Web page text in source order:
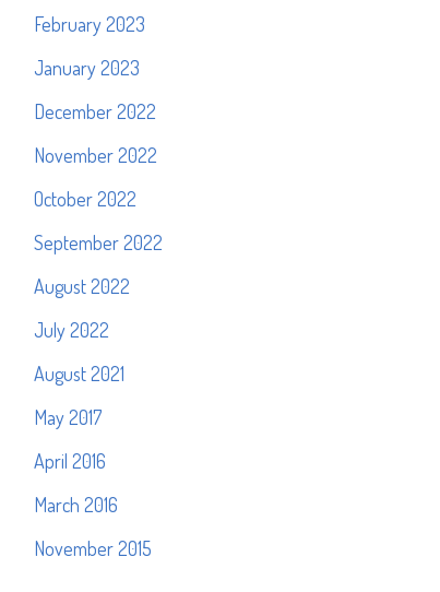
February 2023
January 2023
December 2022
November 2022
October 2022
September 2022
August 2022
July 2022
August 2021
May 2017
April 2016
March 2016
November 2015